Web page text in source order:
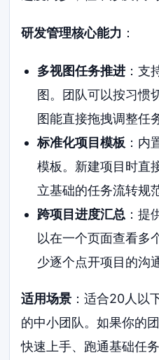
研发管理核心能力 ：
多视图任务推进：支
图。团队可以按习惯
图能直接拖拽调整任
标准化项目模板 ：内
模板。新建项目时直
立基础的任务流转规
跨项目进度汇总：提
以在一个页面查看多
少逐个点开项目的沟
适用场景 ：适合20人以
的中小团队。如果你的
快速上手、跑通基础任